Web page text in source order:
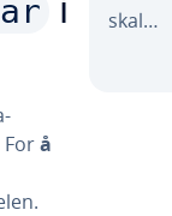
i
å
skal…